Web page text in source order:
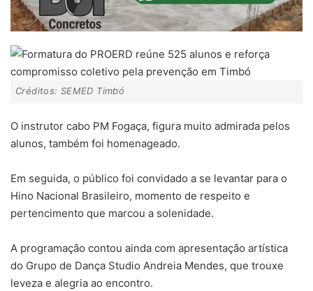
Créditos: SEMED Timbó
O instrutor cabo PM Fogaça, figura muito admirada pelos
alunos, também foi homenageado.
Em seguida, o público foi convidado a se levantar para o
Hino Nacional Brasileiro, momento de respeito e
pertencimento que marcou a solenidade.
A programação contou ainda com apresentação artística
do Grupo de Dança Studio Andreia Mendes, que trouxe
leveza e alegria ao encontro.